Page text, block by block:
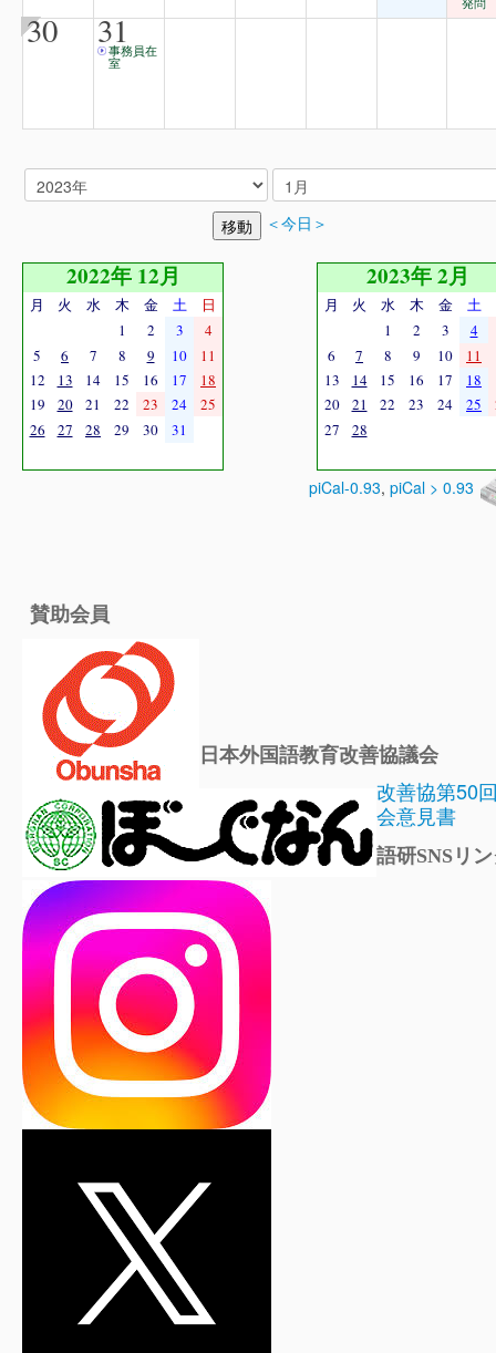
発問
30 31
事務員在
室
＜今日＞
2022年 12月
月 火 水 木 金 土
日
1
2 3
4
5
6 7 8 9 10
11
12
13 14 15 16 17
18
19
20 21 22 23 24
25
26
27 28 29 30 31
2023年 2月
月 火 水 木 金 土
1
2 3
4
6
7 8 9 10 11
13
14 15 16 17 18
20
21 22 23 24 25
27
28
piCal-0.93, piCal > 0.93
賛助会員
日本外国語教育改善協議会
改善協第50
会意見書
語研SNSリ